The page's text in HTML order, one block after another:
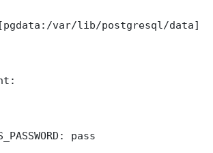
var/lib/postgresql/data]
pass